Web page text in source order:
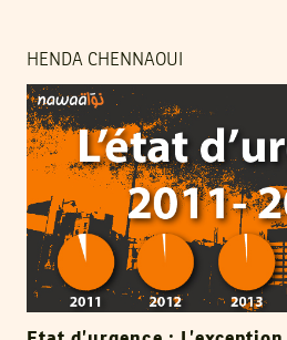
HENDA CHENNAOUI